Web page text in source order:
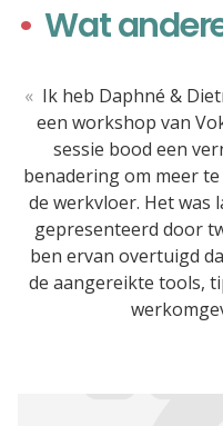
Wat
« Ik heb Daphné &
een workshop van
sessie bood een
benadering om meer
de werkvloer. Het was
gepresenteerd door
ben ervan overtuigd
de aangereikte tools,